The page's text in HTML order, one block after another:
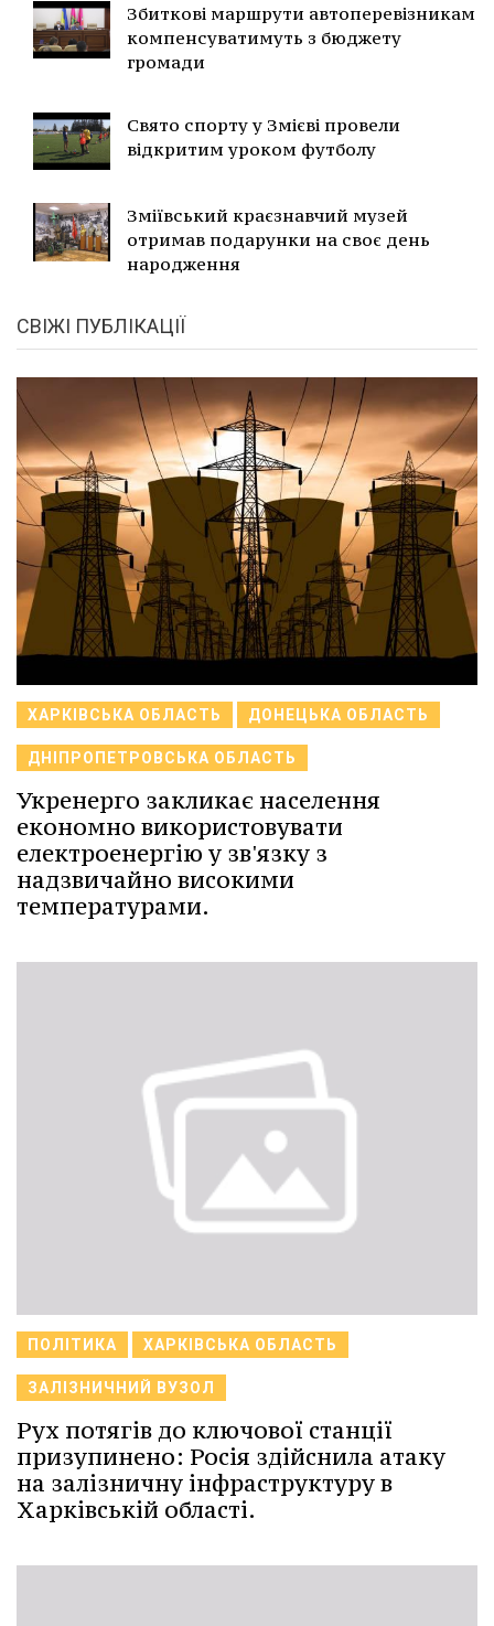
Збиткові маршрути автоперевізникам
компенсуватимуть з бюджету
громади
Свято спорту у Змієві провели
відкритим уроком футболу
Зміївський краєзнавчий музей
отримав подарунки на своє день
народження
СВІЖІ ПУБЛІКАЦІЇ
ХАРКІВСЬКА ОБЛАСТЬ ДОНЕЦЬКА ОБЛАСТЬ
ДНІПРОПЕТРОВСЬКА ОБЛАСТЬ
Укренерго закликає населення
економно використовувати
електроенергію у зв'язку з
надзвичайно високими
температурами.
ПОЛІТИКА ХАРКІВСЬКА ОБЛАСТЬ
ЗАЛІЗНИЧНИЙ ВУЗОЛ
Рух потягів до ключової станції
призупинено: Росія здійснила атаку
на залізничну інфраструктуру в
Харківській області.